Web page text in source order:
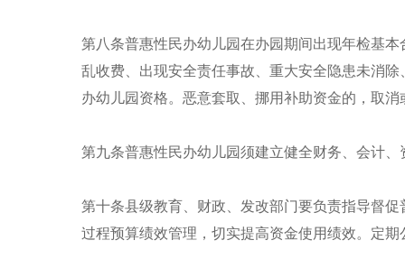
第八条普惠性民办幼儿园在办园期间出现年检基
乱收费、出现安全责任事故、重大安全隐患未消
办幼儿园资格。恶意套取、挪用补助资金的，取
第九条普惠性民办幼儿园须建立健全财务、会计
第十条县级教育、财政、发改部门要负责指导督
过程预算绩效管理，切实提高资金使用绩效。定